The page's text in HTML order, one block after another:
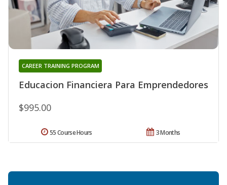
Educacion Financiera Para Emprendedores
CAREER TRAINING PROGRAM
$995.00
3 Months
55 Course Hours